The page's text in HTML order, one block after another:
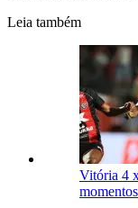
Leia também
Vitória 4